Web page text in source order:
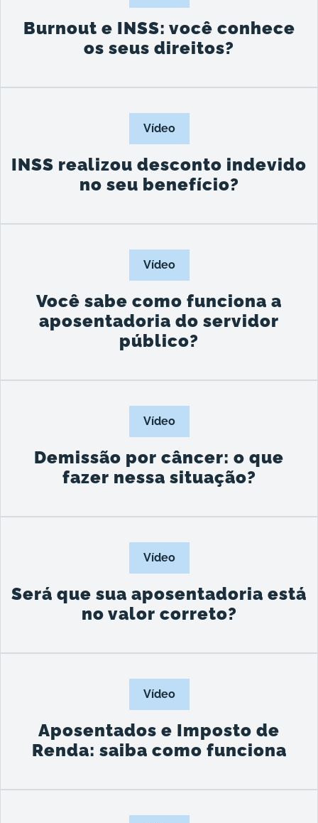
Burnout e INSS: você conhece
os seus direitos?
Vídeo
INSS realizou desconto indevido
no seu benefício?
Vídeo
Você sabe como funciona a
aposentadoria do servidor
público?
Vídeo
Demissão por câncer: o que
fazer nessa situação?
Vídeo
Será que sua aposentadoria está
no valor correto?
Vídeo
Aposentados e Imposto de
Renda: saiba como funciona